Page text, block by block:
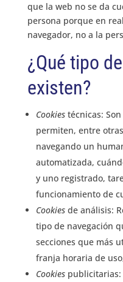
que la web no se da
persona porque en
navegador, no a la
¿Qué tipo de
existen?
Cookiestécnicas:
permiten, entre
navegando un
automatizada,
y uno registrado,
funcionamiento de
Cookiesde análisis:
tipo de navegación
secciones que más
franja horaria de
Cookiespublicitarias: